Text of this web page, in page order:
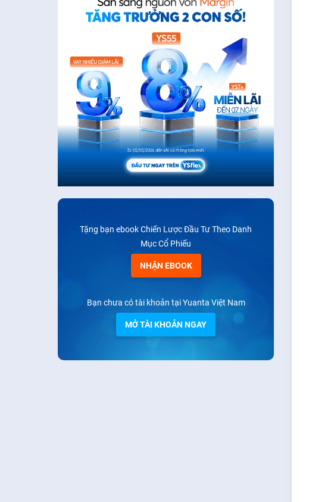
Tặng bạn ebook Chiến Lược Đầu Tư Theo Danh
Mục Cổ Phiếu
NHẬN EBOOK
Bạn chưa có tài khoản tại Yuanta Việt Nam
MỞ TÀI KHOẢN NGAY